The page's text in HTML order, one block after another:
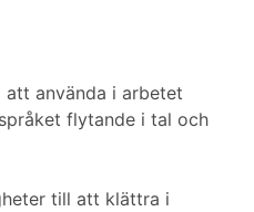
använda i arbetet
flytande i tal och
till att klättra i